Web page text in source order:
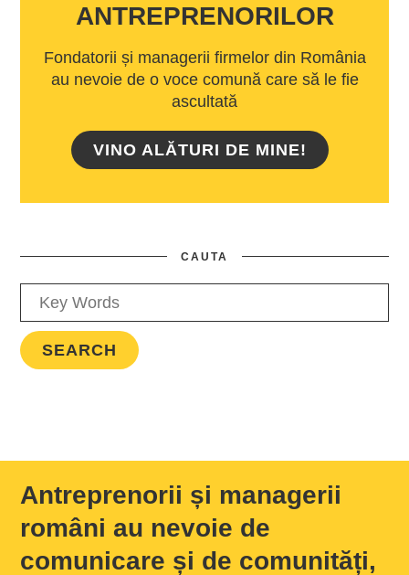
ANTREPRENORILOR
Fondatorii și managerii firmelor din România
au nevoie de o voce comună care să le fie
ascultată
VINO ALĂTURI DE MINE!
CAUTA
Antreprenorii și managerii
români au nevoie de
comunicare și de comunități,